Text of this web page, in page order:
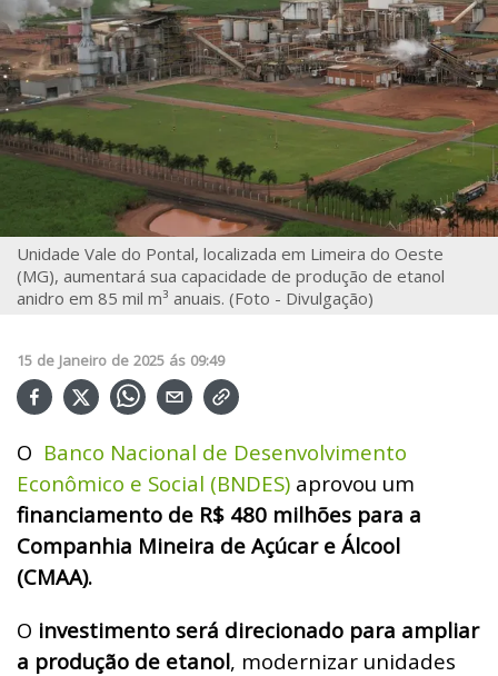
Unidade Vale do Pontal, localizada em Limeira do Oeste
(MG), aumentará sua capacidade de produção de etanol
anidro em 85 mil m³ anuais. (Foto - Divulgação)
15 de Janeiro de 2025 ás 09:49
O Banco Nacional de Desenvolvimento
Econômico e Social (BNDES) aprovou um
financiamento de R$ 480 milhões para a
Companhia Mineira de Açúcar e Álcool
(CMAA).
O investimento será direcionado para ampliar
a produção de etanol, modernizar unidades